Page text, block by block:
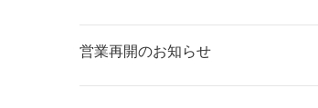
営業再開のお知らせ